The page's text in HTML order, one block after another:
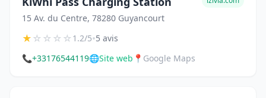
15 Av. du Centre, 78280 Guyancourt
★☆☆☆☆1.2/5•5 avis
📞+33176544119🌐Site web 📍 Google Maps